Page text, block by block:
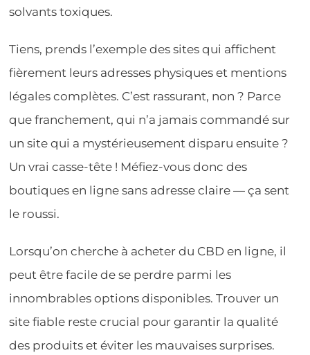
solvants toxiques.
Tiens, prends l’exemple des sites qui affichent
fièrement leurs adresses physiques et mentions
légales complètes. C’est rassurant, non ? Parce
que franchement, qui n’a jamais commandé sur
un site qui a mystérieusement disparu ensuite ?
Un vrai casse-tête ! Méfiez-vous donc des
boutiques en ligne sans adresse claire — ça sent
le roussi.
Lorsqu’on cherche à acheter du CBD en ligne, il
peut être facile de se perdre parmi les
innombrables options disponibles. Trouver un
site fiable reste crucial pour garantir la qualité
des produits et éviter les mauvaises surprises.